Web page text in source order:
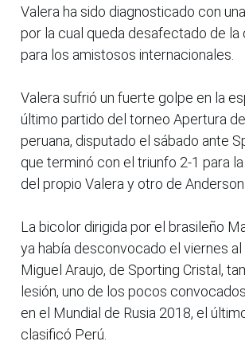
Valera ha sido diagnosticado con
por la cual queda desafectado de la
para los amistosos internacionales.
Valera sufrió un fuerte golpe en la
último partido del torneo Apertura de
peruana, disputado el sábado ante
que terminó con el triunfo 2-1 para la
del propio Valera y otro de Anderson
La bicolor dirigida por el brasileño
ya había desconvocado el viernes
Miguel Araujo, de Sporting Cristal,
lesión, uno de los pocos
en el Mundial de Rusia 2018, el
clasificó Perú.